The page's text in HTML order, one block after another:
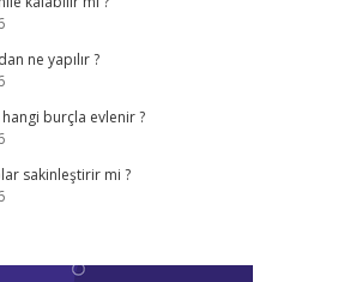
ne yapılır ?
burçla evlenir ?
sakinleştirir mi ?